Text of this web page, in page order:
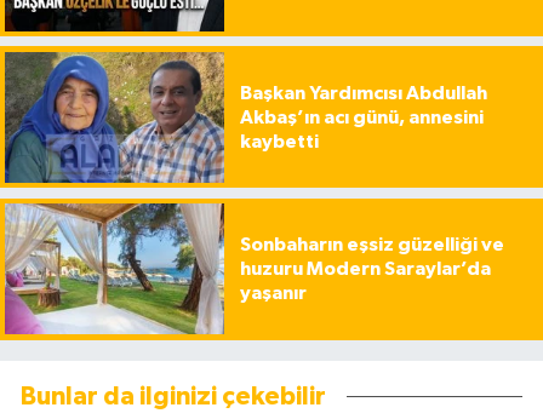
Başkan Yardımcısı Abdullah
Akbaş’ın acı günü, annesini
kaybetti
Sonbaharın eşsiz güzelliği ve
huzuru Modern Saraylar’da
yaşanır
Bunlar da ilginizi çekebilir